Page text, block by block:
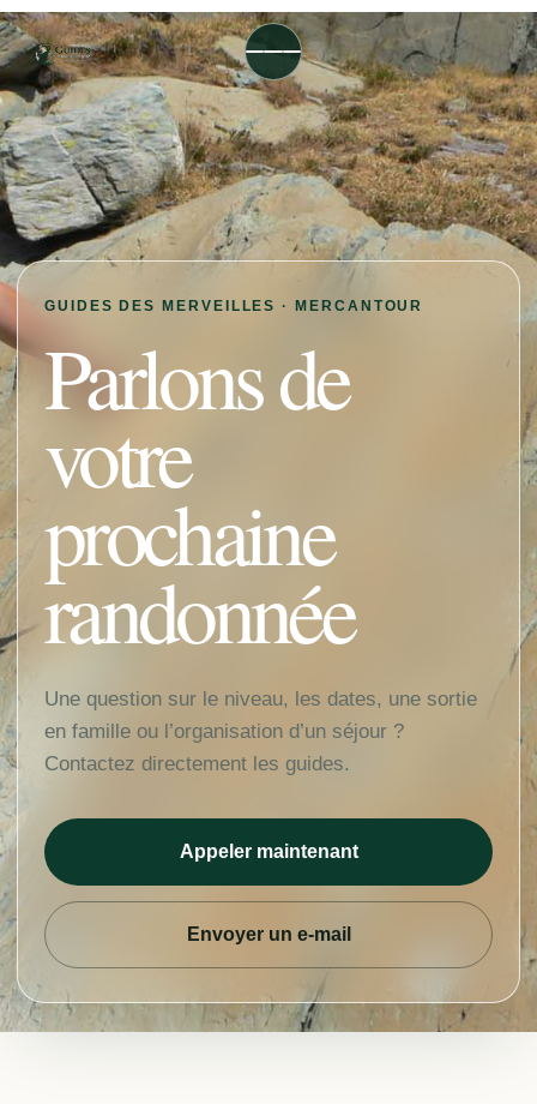
GUIDES DES MERVEILLES · MERCANTOUR
Parlons de
votre
prochaine
randonnée
Une question sur le niveau, les dates, une sortie
en famille ou l’organisation d’un séjour ?
Contactez directement les guides.
Appeler maintenant
Envoyer un e-mail